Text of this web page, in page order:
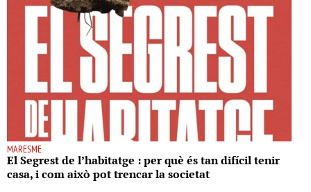
MARESME
El Segrest de l’habitatge : per què és tan difícil tenir
casa, i com això pot trencar la societat